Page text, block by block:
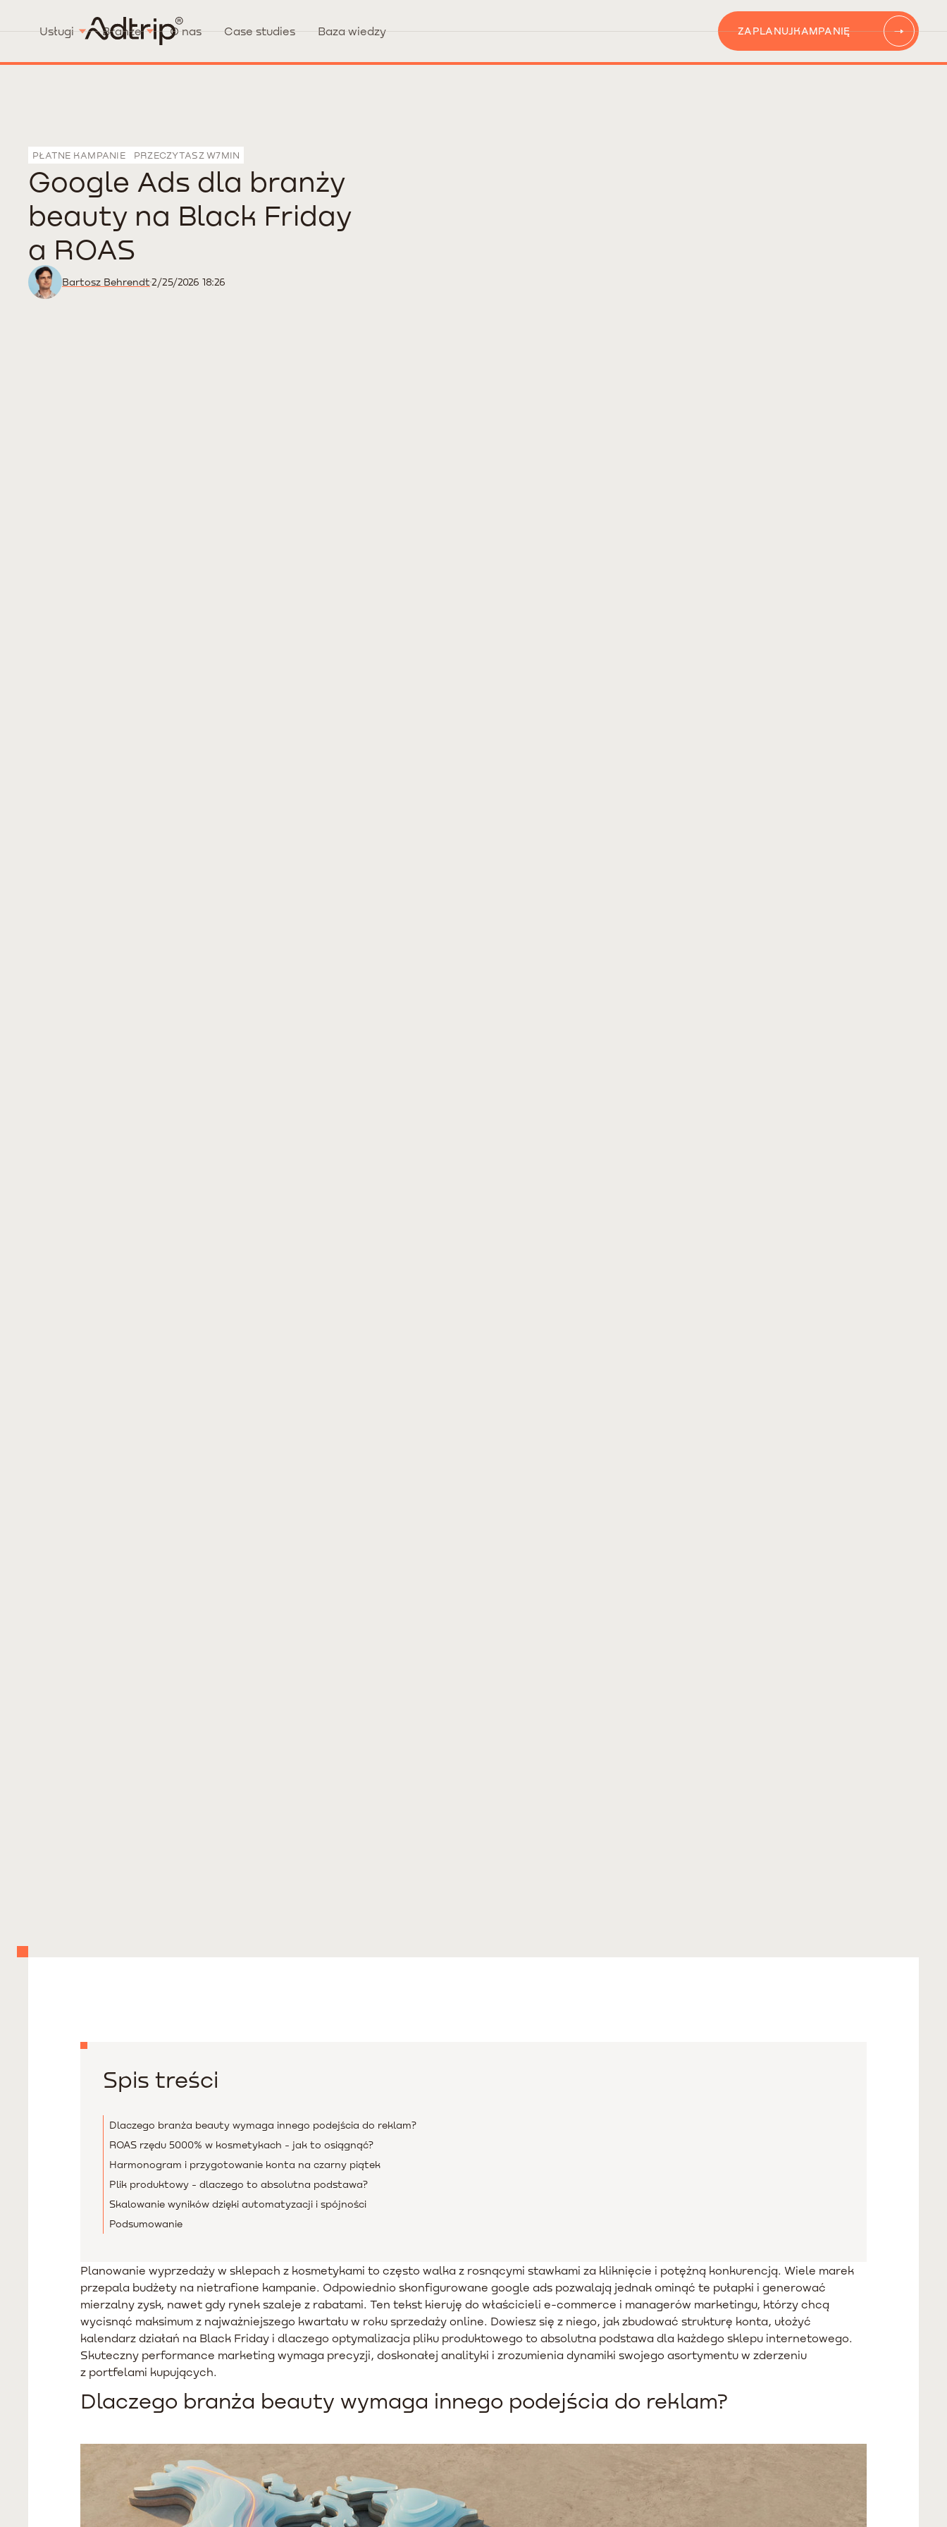
Usługi Branże O nas Case studies Baza wiedzy ZAPLANUJKAMPANIĘ
PŁATNE KAMPANIE PRZECZYTASZ W7MIN
Google Ads dla branży
beauty na Black Friday
a ROAS
Bartosz Behrendt2/25/2026 18:26
Spis treści
Dlaczego branża beauty wymaga innego podejścia do reklam?
ROAS rzędu 5000% w kosmetykach - jak to osiągnąć?
Harmonogram i przygotowanie konta na czarny piątek
Plik produktowy - dlaczego to absolutna podstawa?
Skalowanie wyników dzięki automatyzacji i spójności
Podsumowanie
Planowanie wyprzedaży w sklepach z kosmetykami to często walka z rosnącymi stawkami za kliknięcie i potężną konkurencją. Wiele marek
przepala budżety na nietrafione kampanie. Odpowiednio skonfigurowane google ads pozwalają jednak ominąć te pułapki i generować
mierzalny zysk, nawet gdy rynek szaleje z rabatami. Ten tekst kieruję do właścicieli e-commerce i managerów marketingu, którzy chcą
wycisnąć maksimum z najważniejszego kwartału w roku sprzedaży online. Dowiesz się z niego, jak zbudować strukturę konta, ułożyć
kalendarz działań na Black Friday i dlaczego optymalizacja pliku produktowego to absolutna podstawa dla każdego sklepu internetowego.
Skuteczny performance marketing wymaga precyzji, doskonałej analityki i zrozumienia dynamiki swojego asortymentu w zderzeniu
z portfelami kupujących.
Dlaczego branża beauty wymaga innego podejścia do reklam?